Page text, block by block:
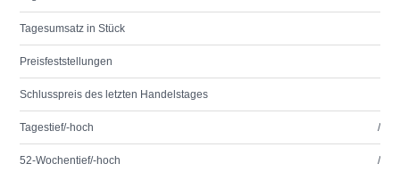
Tagesumsatz in Stück
Preisfeststellungen
Schlusspreis des letzten Handelstages
Tagestief/-hoch /
52-Wochentief/-hoch /